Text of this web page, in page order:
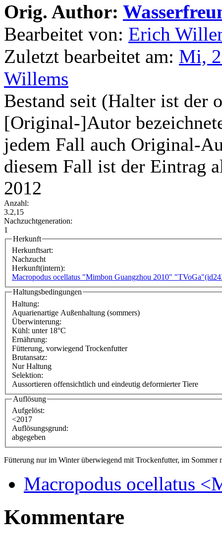
Orig. Author:
Bearbeitet von: Erich
Zuletzt bearbeitet am: Mi,
Willems
Bestand seit (Halter ist der
[Original-]Autor
jedem Fall auch Original-
diesem Fall ist der Eintrag
2012
Anzahl:
3.2,15
Nachzuchtgeneration:
1
Herkunft
Herkunftsart:
Nachzucht
Herkunft(intern):
Macropodus ocellatus "Mimbon Guangzhou 2010"
Haltungsbedingungen
Haltung:
Aquarienartige Außenhaltung (sommers)
Überwinterung:
Kühl: unter 18°C
Ernährung:
Fütterung, vorwiegend Trockenfutter
Brutansatz:
Nur Haltung
Selektion:
Aussortieren offensichtlich und eindeutig deformierter Tiere
Auflösung
Aufgelöst:
<2017
Auflösungsgrund:
abgegeben
Fütterung nur im Winter überwiegend mit Trockenfutter, im Sommer
Macropodus ocellatus
Kommentare